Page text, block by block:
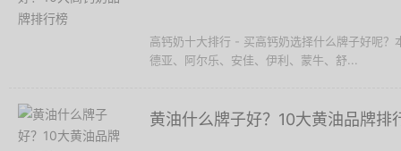
高钙奶十大排行 - 买高钙奶选择什么牌子好呢
德亚、阿尔乐、安佳、伊利、蒙牛、舒...
黄油什么牌子好？10大黄油品牌排